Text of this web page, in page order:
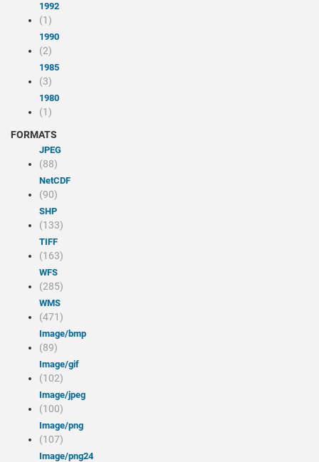
1992
(1)
1990
(2)
1985
(3)
1980
(1)
FORMATS
JPEG
(88)
NetCDF
(90)
SHP
(133)
TIFF
(163)
WFS
(285)
WMS
(471)
image/bmp
(89)
image/gif
(102)
image/jpeg
(100)
image/png
(107)
image/png24